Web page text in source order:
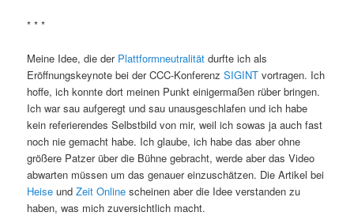
* * *
Meine Idee, die der Plattformneutralität durfte ich als
Eröffnungskeynote bei der CCC-KonferenzSIGINT vortragen. Ich
hoffe, ich konnte dort meinen Punkt einigermaßen rüber bringen.
Ich war sau aufgeregt und sau unausgeschlafen und ich habe
kein referierendes Selbstbild von mir, weil ich sowas ja auch fast
noch nie gemacht habe. Ich glaube, ich habe das aber ohne
größere Patzer über die Bühne gebracht, werde aber das Video
abwarten müssen um das genauer einzuschätzen. Die Artikel bei
Heise undZeit Online scheinen aber die Idee verstanden zu
haben, was mich zuversichtlich macht.